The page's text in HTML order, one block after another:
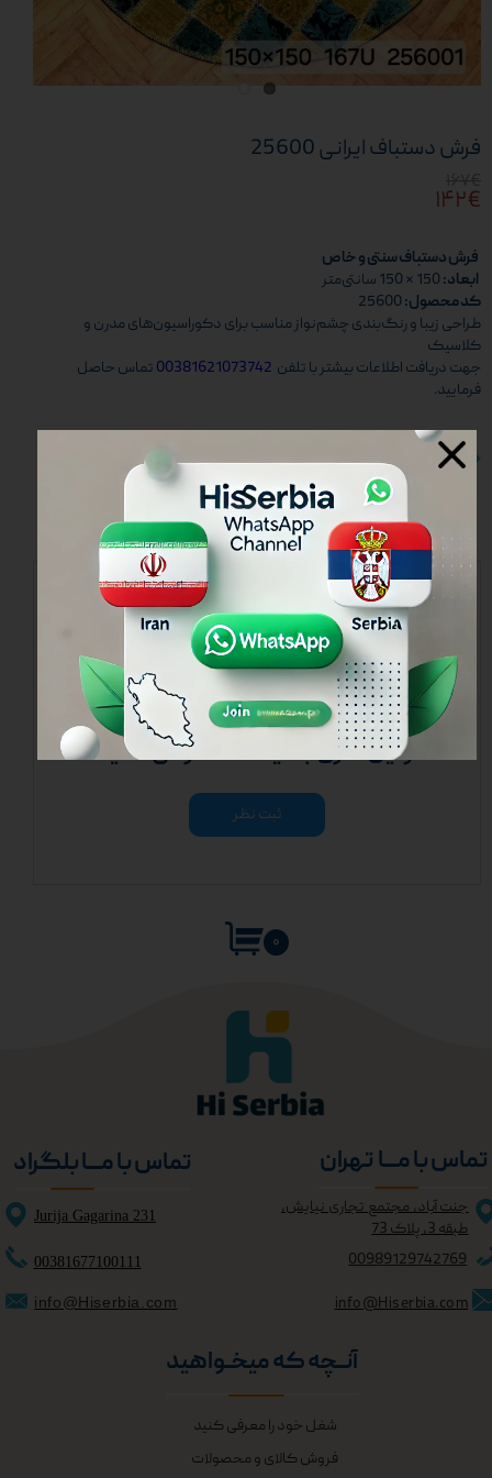
فرش دستباف ایرانی 25600
۱۴۲€
فرش دستباف سنتی و خاص
ابعاد:
کد محصول:
طراحی زیبا و رنگ‌بندی چشم‌نواز مناسب برای دکوراسیون‌های مدرن و
کلاسیک
جهت دریافت اطلاعات بیشتر با تلفن 00381621073742 تماس حاصل
فرمایید.
خرید و ثبت نام
نظرات
هنوز نظری ثبت نشده
اولین نفری باشید که نظر می‌دهید
ثبت نظر
۰
شغل خود را معرفی کنید
فروش کالای و محصولات
آنــچه که میخــواهید
تماس با مــــا تهران
جنت آباد، مجتمع تجاری نیایش،
طبقه 3، پلاک 73
00989129742769
info@Hiserbia.com
تماس با مــــا بلگراد
Jurija Gagarina 231
info@Hiserbia.com
00381677100111